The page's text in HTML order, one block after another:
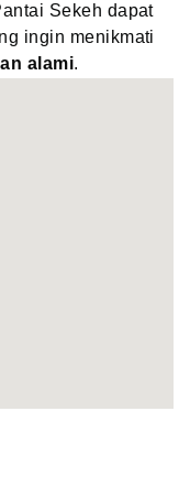
Sekeh dapat
ingin menikmati
alami.